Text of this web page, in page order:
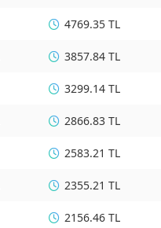
4769.35 TL
3857.84 TL
3299.14 TL
2866.83 TL
2583.21 TL
2355.21 TL
2156.46 TL